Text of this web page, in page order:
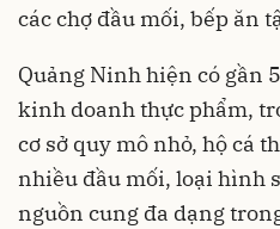
các chợ đầu mối, bếp ăn
Quảng Ninh hiện có gần
kinh doanh thực phẩm,
cơ sở quy mô nhỏ, hộ cá
nhiều đầu mối, loại hình
nguồn cung đa dạng